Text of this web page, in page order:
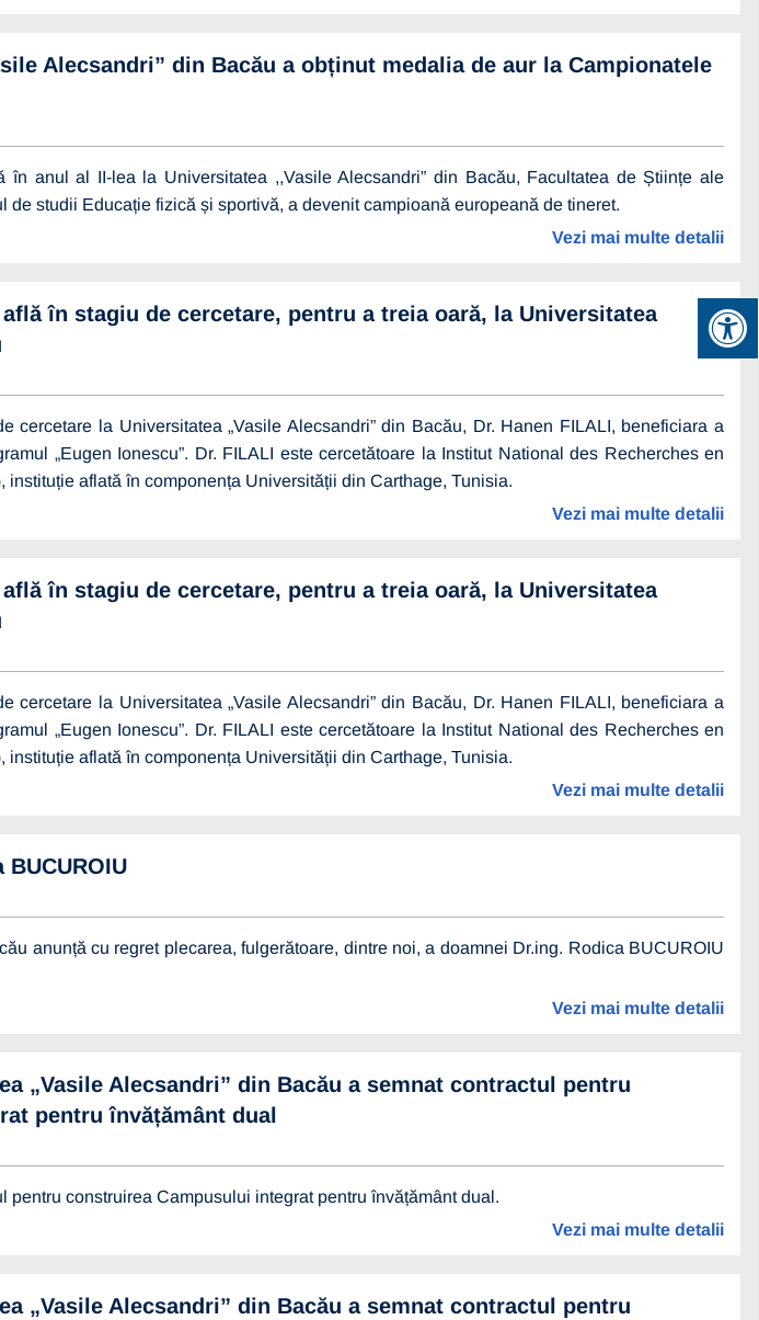
Alecsandri” din Bacău a obținut medalia de aur la Campionatele
în anul al II-lea la Universitatea ,,Vasile Alecsandri” din Bacău, Facultatea de Științe ale
de studii Educație fizică și sportivă, a devenit campioană europeană de tineret.
Vezi mai multe detalii
în stagiu de cercetare, pentru a treia oară, la Universitatea
cercetare la Universitatea „Vasile Alecsandri” din Bacău, Dr. Hanen FILALI, beneficiara a
„Eugen Ionescu”. Dr. FILALI este cercetătoare la Institut National des Recherches en
instituție aflată în componența Universității din Carthage, Tunisia.
Vezi mai multe detalii
în stagiu de cercetare, pentru a treia oară, la Universitatea
cercetare la Universitatea „Vasile Alecsandri” din Bacău, Dr. Hanen FILALI, beneficiara a
„Eugen Ionescu”. Dr. FILALI este cercetătoare la Institut National des Recherches en
instituție aflată în componența Universității din Carthage, Tunisia.
Vezi mai multe detalii
BUCUROIU
anunță cu regret plecarea, fulgerătoare, dintre noi, a doamnei Dr.ing. Rodica BUCUROIU
Vezi mai multe detalii
„Vasile Alecsandri” din Bacău a semnat contractul pentru
pentru învățământ dual
pentru construirea Campusului integrat pentru învățământ dual.
Vezi mai multe detalii
„Vasile Alecsandri” din Bacău a semnat contractul pentru